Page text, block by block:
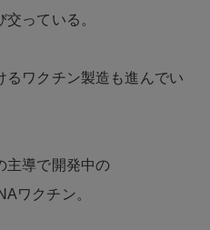
っている。
るワクチン製造も進んでい
主導で開発中の
ワクチン。